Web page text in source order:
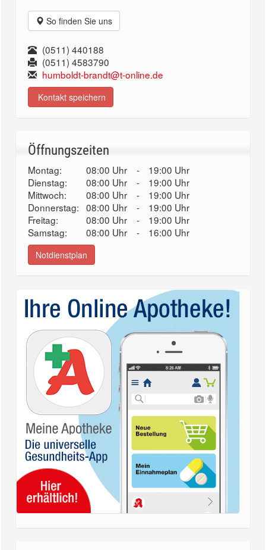
So finden Sie uns
(0511) 440188
(0511) 4583790
humboldt-brandt@t-online.de
Kontakt speichern
Öffnungszeiten
Montag: 08:00 Uhr -
19:00 Uhr
Dienstag:
08:00 Uhr -
19:00 Uhr
Mittwoch:
08:00 Uhr -
19:00 Uhr
Donnerstag: 08:00 Uhr -
19:00 Uhr
Freitag:
08:00 Uhr -
19:00 Uhr
Samstag:
08:00 Uhr - 16:00 Uhr
Notdienstplan